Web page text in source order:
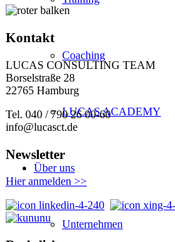
Coaching
LUCAS ACADEMY
Über uns
Unternehmen
Kontakt
LUCAS CONSULTING TEAM
Borselstraße 28
22765 Hamburg
Tel. 040 / 790 26 00-60
info@lucasct.de
Newsletter
Hier anmelden >>